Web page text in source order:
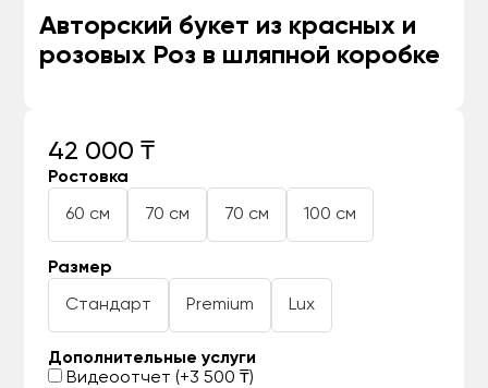
Авторский букет из красных и
розовых Роз в шляпной коробке
42 000 ₸
Ростовка
60 см 70 см 70 см 100 см
Размер
Стандарт Premium Lux
Дополнительные услуги
Видеоотчет (+3 500 ₸)